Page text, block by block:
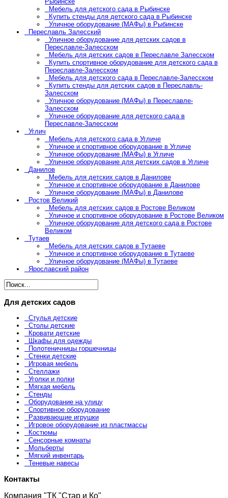
Мебель для детского сада в Рыбинске
Купить стенды для детского сада в Рыбинске
Уличное оборудование (МАФы) в Рыбинске
Переславль Залесский
Уличное оборудование для детских садов в
Переславле-Залесском
Мебель для детских садов в Переславле Залесском
Купить спортивное оборудование для детского сада в
Переславле-Залесском
Мебель для детского сада в Переславле-Залесском
Купить стенды для детских садов в Переславль-
Залесском
Уличное оборудование (МАФы) в Переславле-
Залесском
Уличное оборудование для детского сада в
Переславле-Залесском
Углич
Мебель для детского сада в Угличе
Уличное и спортивное оборудование в Угличе
Уличное оборудование (МАФы) в Угличе
Уличное оборудование для детских садов в Угличе
Данилов
Мебель для детских садов в Данилове
Уличное и спортивное оборудование в Данилове
Уличное оборудование (МАФы) в Данилове
Ростов Великий
Мебель для детских садов в Ростове Великом
Уличное и спортивное оборудование в Ростове Великом
Уличное оборудование для детского сада в Ростове
Великом
Тутаев
Мебель для детских садов в Тутаеве
Уличное и спортивное оборудование в Тутаеве
Уличное оборудование (МАФы) в Тутаеве
Ярославский район
Для детских садов
Стулья детские
Столы детские
Кровати детские
Шкафы для одежды
Полотеничницы горшечницы
Стенки детские
Игровая мебель
Стеллажи
Уголки и полки
Мягкая мебель
Стенды
Оборудование на улицу
Спортивное оборудование
Развивающие игрушки
Игровое оборудование из пластмассы
Костюмы
Сенсорные комнаты
Мольберты
Мягкий инвентарь
Теневые навесы
Контакты
Компания "ТК "Стар и Ко"